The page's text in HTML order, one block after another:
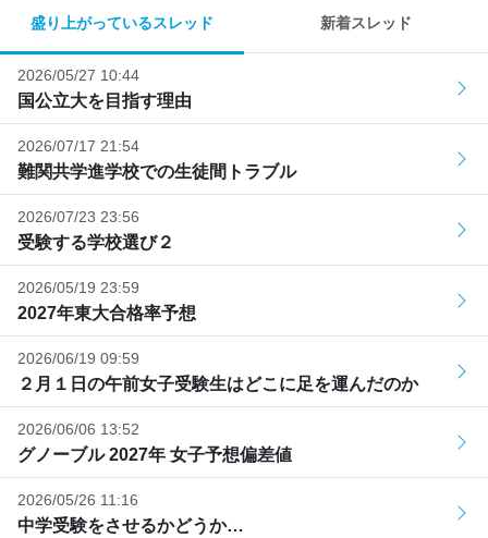
盛り上がっているスレッド 新着スレッド
2026/05/27 10:44
国公立大を目指す理由
2026/07/17 21:54
難関共学進学校での生徒間トラブル
2026/07/23 23:56
受験する学校選び２
2026/05/19 23:59
2027年東大合格率予想
2026/06/19 09:59
２月１日の午前女子受験生はどこに足を運んだのか
2026/06/06 13:52
グノーブル 2027年 女子予想偏差値
2026/05/26 11:16
中学受験をさせるかどうか…